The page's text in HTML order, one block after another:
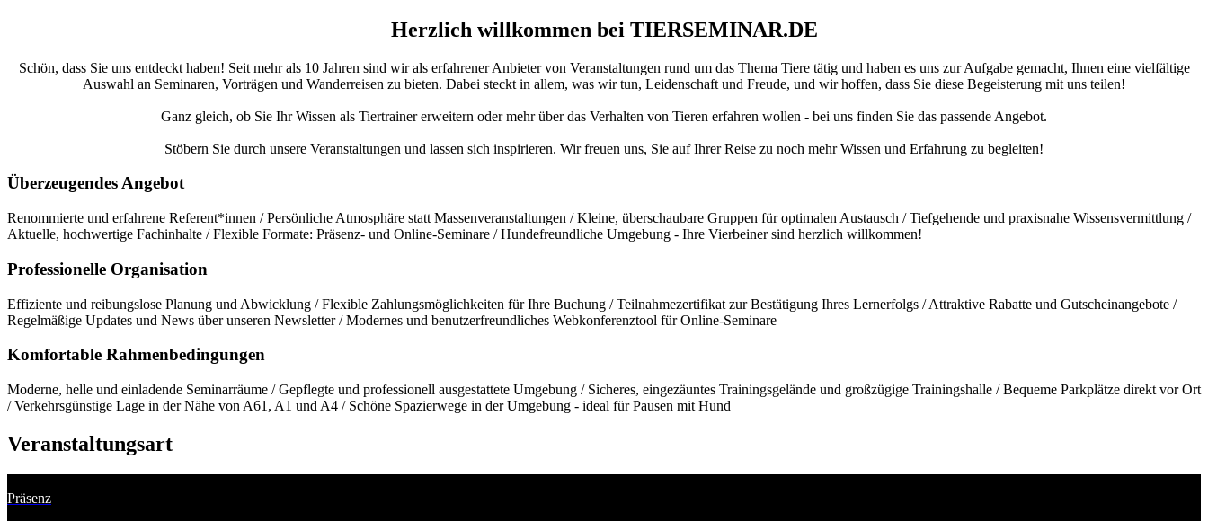
Herzlich willkommen bei TIERSEMINAR.DE
Schön, dass Sie uns entdeckt haben! Seit mehr als 10 Jahren sind wir als erfahrener Anbieter von Veranstaltungen rund um das Thema Tiere tätig und haben es uns zur Aufgabe gemacht, Ihnen eine vielfältige
Auswahl an Seminaren, Vorträgen und Wanderreisen zu bieten. Dabei steckt in allem, was wir tun, Leidenschaft und Freude, und wir hoffen, dass Sie diese Begeisterung mit uns teilen!
Ganz gleich, ob Sie Ihr Wissen als Tiertrainer erweitern oder mehr über das Verhalten von Tieren erfahren wollen - bei uns finden Sie das passende Angebot.
Stöbern Sie durch unsere Veranstaltungen und lassen sich inspirieren. Wir freuen uns, Sie auf Ihrer Reise zu noch mehr Wissen und Erfahrung zu begleiten!
Überzeugendes Angebot
Renommierte und erfahrene Referent*innen / Persönliche Atmosphäre statt Massenveranstaltungen / Kleine, überschaubare Gruppen für optimalen Austausch / Tiefgehende und praxisnahe Wissensvermittlung /
Aktuelle, hochwertige Fachinhalte / Flexible Formate: Präsenz- und Online-Seminare / Hundefreundliche Umgebung - Ihre Vierbeiner sind herzlich willkommen!
Professionelle Organisation
Effiziente und reibungslose Planung und Abwicklung / Flexible Zahlungsmöglichkeiten für Ihre Buchung / Teilnahmezertifikat zur Bestätigung Ihres Lernerfolgs / Attraktive Rabatte und Gutscheinangebote /
Regelmäßige Updates und News über unseren Newsletter / Modernes und benutzerfreundliches Webkonferenztool für Online-Seminare
Komfortable Rahmenbedingungen
Moderne, helle und einladende Seminarräume / Gepflegte und professionell ausgestattete Umgebung / Sicheres, eingezäuntes Trainingsgelände und großzügige Trainingshalle / Bequeme Parkplätze direkt vor Ort
/ Verkehrsgünstige Lage in der Nähe von A61, A1 und A4 / Schöne Spazierwege in der Umgebung - ideal für Pausen mit Hund
Veranstaltungsart
Präsenz